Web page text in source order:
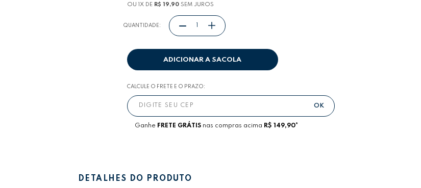
OU 1XDE R$ 19,90SEM JUROS
QUANTIDADE:
ADICIONAR A SACOLA
CALCULE O FRETE E O PRAZO:
Ganhe FRETE GRÁTISnas compras acima R$ 149,90*
DETALHES DO PRODUTO